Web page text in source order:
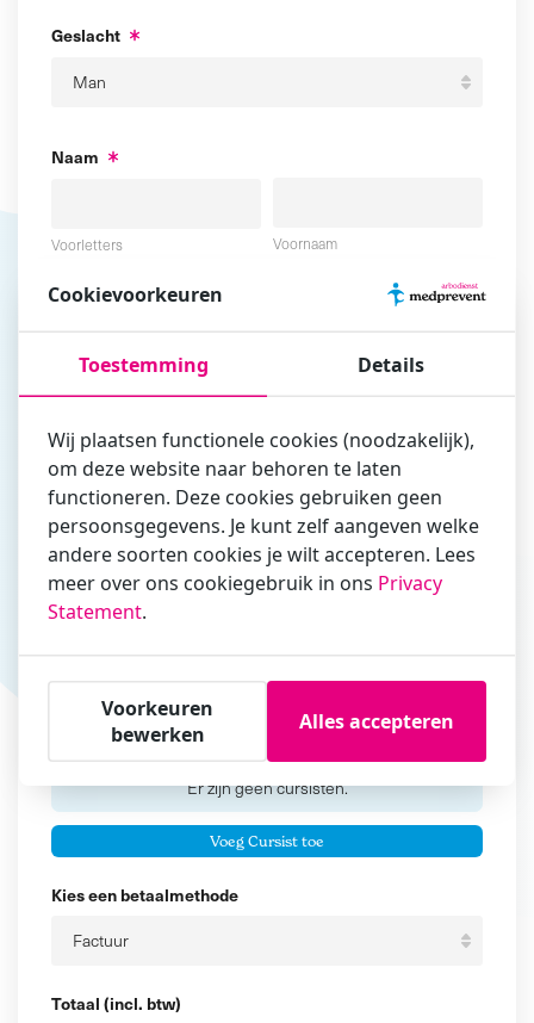
Geslacht
Naam
Voorletters Voornaam
Vul hier bij voorkeur het e-mailadres in waarmee je
zakelijk/administratief correspondeert
Is de contactpersoon ook een cursist?
Ja
Cursisten
Voeg cursisten toe
Voornaam
Tussenvoegsel
Er zijn geencursisten.
Voeg Cursist toe
Kies een betaalmethode
Totaal (incl. btw)
Cookievoorkeuren
Toestemming Details
Wij plaatsen functionele cookies (noodzakelijk),
om deze website naar behoren te laten
functioneren. Deze cookies gebruiken geen
persoonsgegevens. Je kunt zelf aangeven welke
andere soorten cookies je wilt accepteren. Lees
meer over ons cookiegebruik in ons Privacy
Statement.
Voorkeuren
bewerken
Alles accepteren